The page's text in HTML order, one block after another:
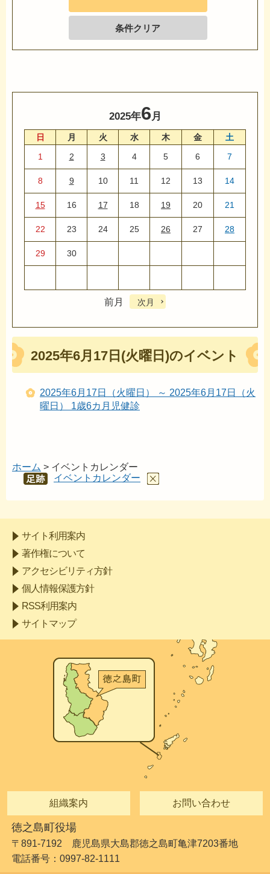
条件クリア
2025年6 月
日 月 火 水 木 金
土
1
2 3 4 5 6 7
8 9 10 11 12 13 14
15 16 17 18 19 20 21
22 23 24 25 26 27 28
29 30
前月 次月
2025年6月17日(火曜日)のイベント
2025年6月17日（火曜日） ～ 2025年6月17日（火
曜日） 1歳6カ月児健診
ホーム > イベントカレンダー
あし
イベントカレンダー
サイト利用案内
著作権について
アクセシビリティ方針
個人情報保護方針
RSS利用案内
サイトマップ
組織案内 お問い合わせ
徳之島町役場
〒891-7192 鹿児島県大島郡徳之島町亀津7203番地
電話番号：0997-82-1111